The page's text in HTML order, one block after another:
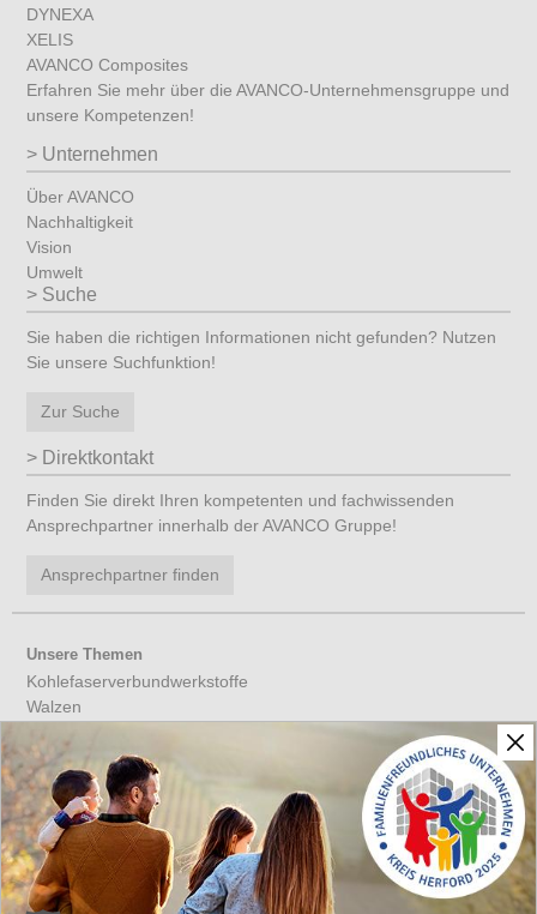
DYNEXA
XELIS
AVANCO Composites
Erfahren Sie mehr über die AVANCO-Unternehmensgruppe und
unsere Kompetenzen!
Unternehmen
Über AVANCO
Nachhaltigkeit
Vision
Umwelt
Suche
Sie haben die richtigen Informationen nicht gefunden? Nutzen
Sie unsere Suchfunktion!
Zur Suche
Direktkontakt
Finden Sie direkt Ihren kompetenten und fachwissenden
Ansprechpartner innerhalb der AVANCO Gruppe!
Ansprechpartner finden
Unsere Themen
Kohlefaserverbundwerkstoffe
Walzen
Verbundwerkstoffe
Leichtbau
CFK
CFK Antriebswellen
Leichtbaulösungen
Beschichtungstechnik
Aluminiumrohre & Profile